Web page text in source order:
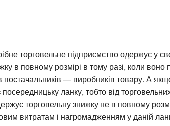
торговельне підприємство одержує у
в повному розмірі в тому разі, коли воно
постачальників — виробників товару. А
ланку, тобто від
торговельну знижку не в повному
витратам і нагромадженням у даній